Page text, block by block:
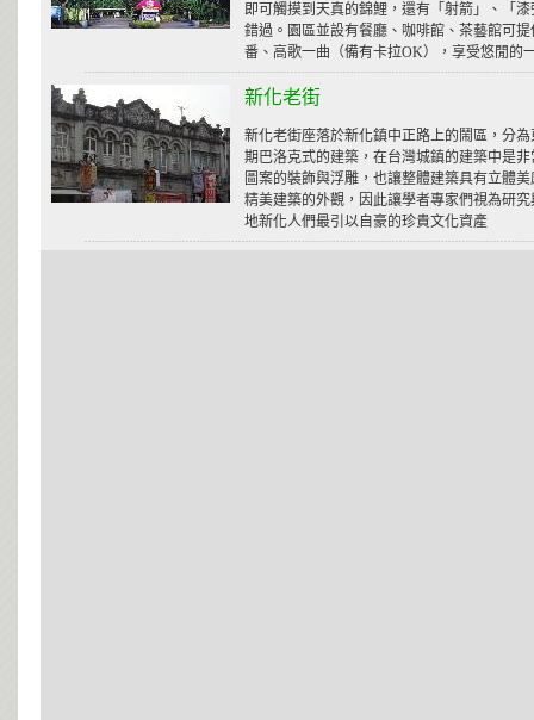
即可觸摸到天真的錦鯉，還有「射箭」、「
錯過。園區並設有餐廳、咖啡館、茶藝館可
番、高歌一曲（備有卡拉OK），享受悠閒的
新化老街
新化老街座落於新化鎮中正路上的鬧區，分
期巴洛克式的建築，在台灣城鎮的建築中是
圖案的裝飾與浮雕，也讓整體建築具有立體
精美建築的外觀，因此讓學者專家們視為研
地新化人們最引以自豪的珍貴文化資產